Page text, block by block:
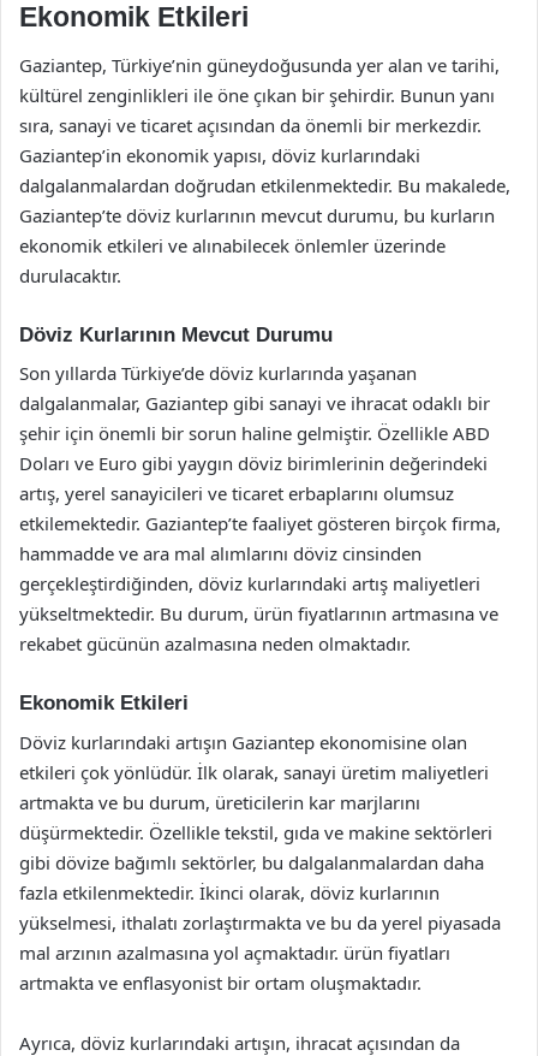
Ekonomik Etkileri
Gaziantep, Türkiye’nin güneydoğusunda yer alan ve tarihi,
kültürel zenginlikleri ile öne çıkan bir şehirdir. Bunun yanı
sıra, sanayi ve ticaret açısından da önemli bir merkezdir.
Gaziantep’in ekonomik yapısı, döviz kurlarındaki
dalgalanmalardan doğrudan etkilenmektedir. Bu makalede,
Gaziantep’te döviz kurlarının mevcut durumu, bu kurların
ekonomik etkileri ve alınabilecek önlemler üzerinde
durulacaktır.
Döviz Kurlarının Mevcut Durumu
Son yıllarda Türkiye’de döviz kurlarında yaşanan
dalgalanmalar, Gaziantep gibi sanayi ve ihracat odaklı bir
şehir için önemli bir sorun haline gelmiştir. Özellikle ABD
Doları ve Euro gibi yaygın döviz birimlerinin değerindeki
artış, yerel sanayicileri ve ticaret erbaplarını olumsuz
etkilemektedir. Gaziantep’te faaliyet gösteren birçok firma,
hammadde ve ara mal alımlarını döviz cinsinden
gerçekleştirdiğinden, döviz kurlarındaki artış maliyetleri
yükseltmektedir. Bu durum, ürün fiyatlarının artmasına ve
rekabet gücünün azalmasına neden olmaktadır.
Ekonomik Etkileri
Döviz kurlarındaki artışın Gaziantep ekonomisine olan
etkileri çok yönlüdür. İlk olarak, sanayi üretim maliyetleri
artmakta ve bu durum, üreticilerin kar marjlarını
düşürmektedir. Özellikle tekstil, gıda ve makine sektörleri
gibi dövize bağımlı sektörler, bu dalgalanmalardan daha
fazla etkilenmektedir. İkinci olarak, döviz kurlarının
yükselmesi, ithalatı zorlaştırmakta ve bu da yerel piyasada
mal arzının azalmasına yol açmaktadır. ürün fiyatları
artmakta ve enflasyonist bir ortam oluşmaktadır.
Ayrıca, döviz kurlarındaki artışın, ihracat açısından da